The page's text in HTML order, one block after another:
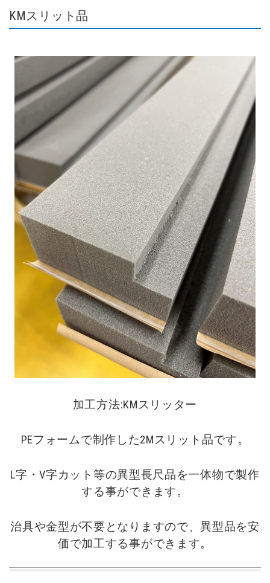
KMスリット品
加工方法:KMスリッター
PEフォームで制作した2Mスリット品です。
L字・V字カット等の異型長尺品を一体物で製作
する事ができます。
治具や金型が不要となりますので、異型品を安
価で加工する事ができます。